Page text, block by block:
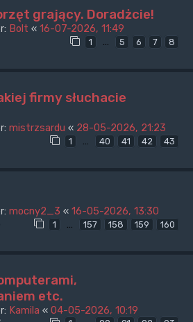
grający. Doradżcie!
Bolt « 16-07-2026, 11:49
1 … 5 6 7 8
firmy słuchacie
mistrzsardu « 28-05-2026, 21:23
1 … 40 41 42 43
mocny2_3 « 16-05-2026, 13:30
1 … 157 158 159 160
etc.
Kamila « 04-05-2026, 10:19